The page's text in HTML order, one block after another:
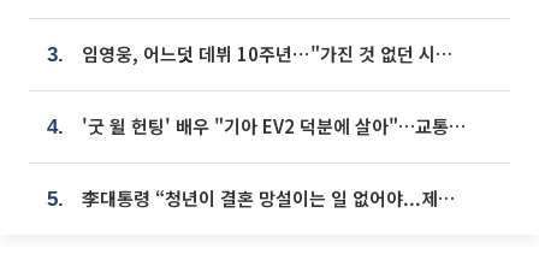
3. 임영웅, 어느덧 데뷔 10주년⋯"가진 것 없던 시절, 내 앞엔 20명의 팬뿐"
4. '굿 윌 헌팅' 배우 "기아 EV2 덕분에 살아"…교통사고 후 안전성 극찬
5. 李대통령 “청년이 결혼 망설이는 일 없어야...제도상 불이익 조사”